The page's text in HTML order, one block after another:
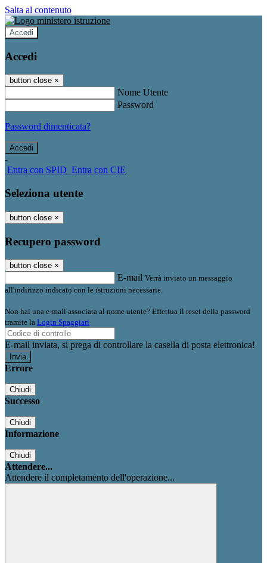
Salta al contenuto
Accedi
Accedi
button close ×
Nome Utente
Password
Password dimenticata?
-
Entra con SPID Entra con CIE
Seleziona utente
button close ×
Recupero password
button close ×
E-mail Verrà inviato un messaggio
all'indirizzo indicato con le istruzioni necessarie.
Non hai una e-mail associata al nome utente? Effettua il reset della password
tramite la Login Spaggiari
E-mail inviata, si prega di controllare la casella di posta elettronica!
Errore
Chiudi
Successo
Chiudi
Informazione
Chiudi
Attendere...
Attendere il completamento dell'operazione...